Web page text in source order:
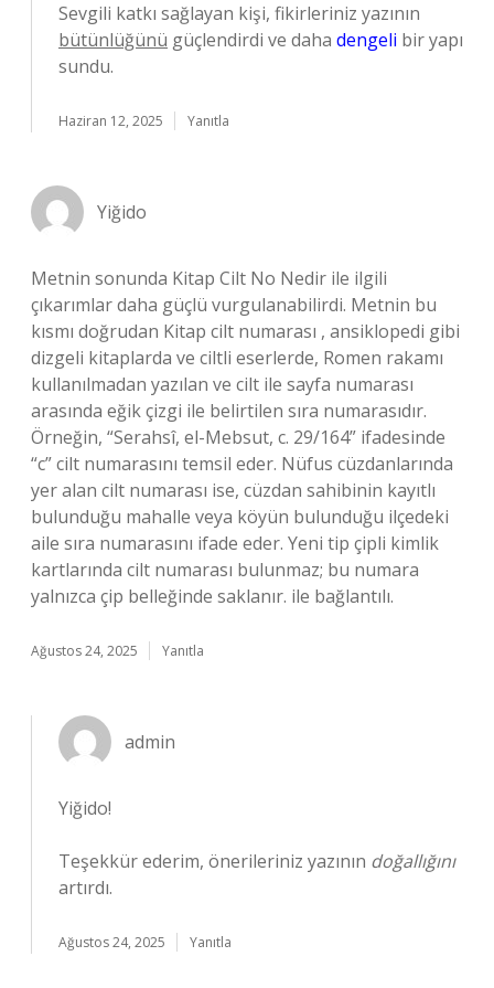
Sevgili katkı sağlayan kişi, fikirleriniz yazının
bütünlüğünü güçlendirdi ve daha dengeli bir yapı
sundu.
Haziran 12, 2025 Yanıtla
Yiğido
Metnin sonunda Kitap Cilt No Nedir ile ilgili
çıkarımlar daha güçlü vurgulanabilirdi. Metnin bu
kısmı doğrudan Kitap cilt numarası , ansiklopedi gibi
dizgeli kitaplarda ve ciltli eserlerde, Romen rakamı
kullanılmadan yazılan ve cilt ile sayfa numarası
arasında eğik çizgi ile belirtilen sıra numarasıdır.
Örneğin, “Serahsî, el-Mebsut, c. 29/164” ifadesinde
“c” cilt numarasını temsil eder. Nüfus cüzdanlarında
yer alan cilt numarası ise, cüzdan sahibinin kayıtlı
bulunduğu mahalle veya köyün bulunduğu ilçedeki
aile sıra numarasını ifade eder. Yeni tip çipli kimlik
kartlarında cilt numarası bulunmaz; bu numara
yalnızca çip belleğinde saklanır. ile bağlantılı.
Ağustos 24, 2025 Yanıtla
admin
Yiğido!
Teşekkür ederim, önerileriniz yazının doğallığını
artırdı.
Ağustos 24, 2025 Yanıtla